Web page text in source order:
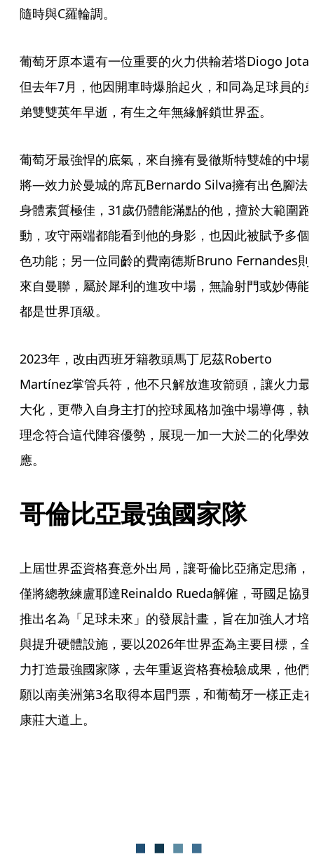
隨時與C羅輪調。
葡萄牙原本還有一位重要的火力供輸若塔Diogo Jota
但去年7月，他因開車時爆胎起火，和同為足球員的
弟雙雙英年早逝，有生之年無緣解鎖世界盃。
葡萄牙最強悍的底氣，來自擁有曼徹斯特雙雄的中場
將—效力於曼城的席瓦Bernardo Silva擁有出色腳法
身體素質極佳，31歲仍體能滿點的他，擅於大範圍跑
動，攻守兩端都能看到他的身影，也因此被賦予多個
色功能；另一位同齡的費南德斯Bruno Fernandes則
來自曼聯，屬於犀利的進攻中場，無論射門或妙傳能
都是世界頂級。
2023年，改由西班牙籍教頭馬丁尼茲Roberto
Martínez掌管兵符，他不只解放進攻箭頭，讓火力最
大化，更帶入自身主打的控球風格加強中場導傳，執
理念符合這代陣容優勢，展現一加一大於二的化學效
應。
哥倫比亞最強國家隊
上屆世界盃資格賽意外出局，讓哥倫比亞痛定思痛，
僅將總教練盧耶達Reinaldo Rueda解僱，哥國足協更
推出名為「足球未來」的發展計畫，旨在加強人才培
與提升硬體設施，要以2026年世界盃為主要目標，全
力打造最強國家隊，去年重返資格賽檢驗成果，他們
願以南美洲第3名取得本屆門票，和葡萄牙一樣正走
康莊大道上。